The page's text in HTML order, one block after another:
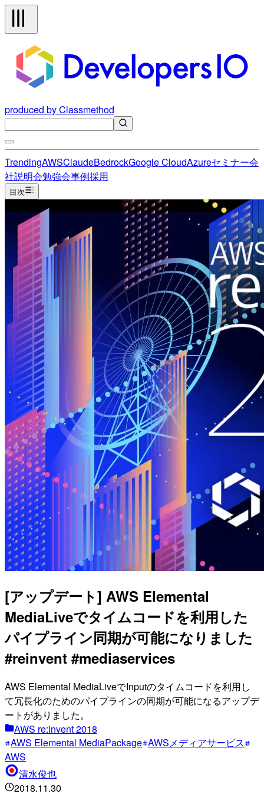
produced by Classmethod
TrendingAWSClaudeBedrockGoogle CloudAzureセミナー会
社説明会勉強会事例採用
目次
[アップデート] AWS Elemental
MediaLiveでタイムコードを利用した
パイプライン同期が可能になりました
#reinvent #mediaservices
AWS Elemental MediaLiveでInputのタイムコードを利用し
て冗長化のためのパイプラインの同期が可能になるアップデ
ートがありました。
AWS re:Invent 2018
AWS Elemental MediaPackage AWSメディアサービス
AWS
清水俊也
2018.11.30